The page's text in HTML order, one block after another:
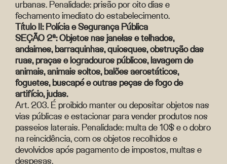
urbanas. Penalidade: prisão por oito dias e
fechamento imediato do estabelecimento.
Título II: Polícia e Segurança Pública
SEÇÃO 2ª: Objetos nas janelas e telhados,
andaimes, barraquinhas, quiosques, obstrução das
ruas, praças e logradouros públicos, lavagem de
animais, animais soltos, balões aerostáticos,
foguetes, buscapé e outras peças de fogo de
artifício, judas.
Art. 203. É proibido manter ou depositar objetos nas
vias públicas e estacionar para vender produtos nos
passeios laterais. Penalidade: multa de 10$ e o dobro
na reincidência, com os objetos recolhidos e
devolvidos após pagamento de impostos, multas e
despesas.